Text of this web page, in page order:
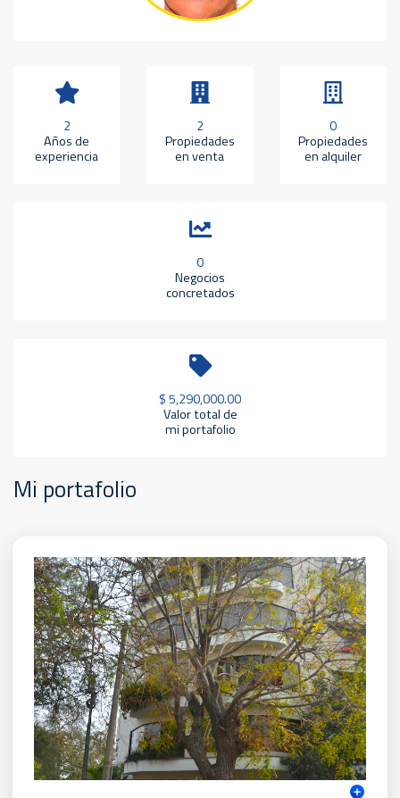
2
Años de
experiencia
2
Propiedades
en venta
0
Propiedades
en alquiler
0
Negocios
concretados
$ 5,290,000.00
Valor total de
mi portafolio
Mi portafolio